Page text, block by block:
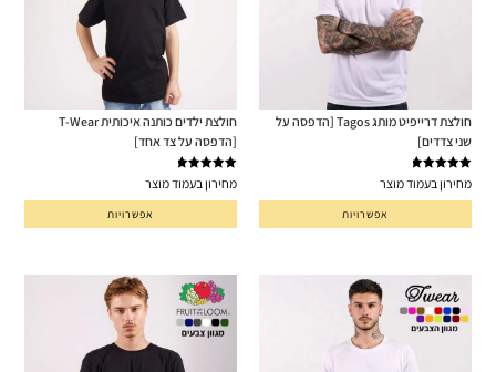
חולצת דרייפיט מותג Tagos [הדפסה על
שני צדדים]
דורג5.00
מחירון בעמוד מוצר
אפשרויות
חולצת ילדים כותנה איכותית T-Wear
[הדפסה על צד אחד]
דורג5.00
מחירון בעמוד מוצר
אפשרויות